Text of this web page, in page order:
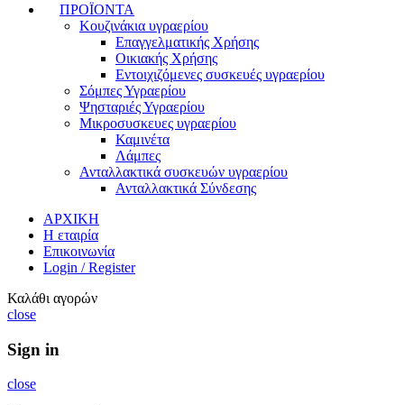
ΠΡΟΪΟΝΤΑ
Κουζινάκια υγραερίου
Επαγγελματικής Χρήσης
Οικιακής Χρήσης
Εντοιχιζόμενες συσκευές υγραερίου
Σόμπες Υγραερίου
Ψησταριές Υγραερίου
Μικροσυσκευες υγραερίου
Καμινέτα
Λάμπες
Ανταλλακτικά συσκευών υγραερίου
Ανταλλακτικά Σύνδεσης
ΑΡΧΙΚΗ
Η εταιρία
Επικοινωνία
Login / Register
Καλάθι αγορών
close
Sign in
close